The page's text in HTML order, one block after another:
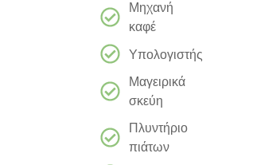
Μηχανή
καφέ
Υπολογιστής
Μαγειρικά
σκεύη
Πλυντήριο
πιάτων